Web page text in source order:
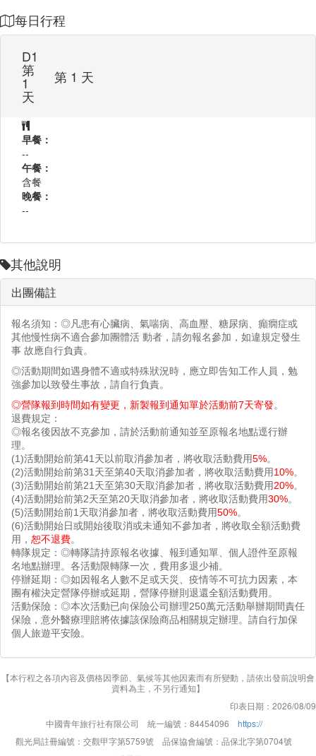
每日行程
D1
第
1
天
第 1 天
早餐：
--
午餐：
含餐
晚餐：
--
其他說明
出團備註
報名須知：◎凡患有心臟病、氣喘病、高血壓、糖尿病、癲癇症或
其他慢性病不適合參加團體活 動者，請勿報名參加，如違規定發生
事 故應自行負責。
◎活動期間如遇身體不適或特殊狀況時，應立即告知工作人員，勉
強參加以致發生事故，請自行負責。
◎營隊報到時間如有變更，新製報到通知單於活動前7天寄發。
退費規定：
◎報名後因故不克參加，請於活動前通知並至原報名地點逕行辦
理。
(1)活動開始前第41天以前取消參加者，將收取活動費用5%。
(2)活動開始前第31天至第40天取消參加者，將收取活動費用10%。
(3)活動開始前第21天至第30天取消參加者，將收取活動費用20%。
(4)活動開始前第2天至第20天取消參加者，將收取活動費用30%。
(5)活動開始前1天取消參加者，將收取活動費用50%。
(6)活動開始日或開始後取消或未通知不參加者，將收取全額活動費
用， 恕不退費。
轉隊規定：◎轉隊請持原報名收據、報到通知單、個人證件至原報
名地點辦理。各活動限轉隊一次，費用多退少補。
停辦延期：◎如因報名人數不足或天災、疫情等不可抗力因素，本
團有權決定營隊停辦或延期，營隊停辦則退還全額活動費用。
活動保險：◎本次活動已向保險公司辦理250萬元活動舉辦期間責任
保險，意外醫療理賠將依據該保險商品相關規定辦理。請自行加保
個人旅遊平安險。
【本行程之各項內容及價格因季節、氣候等其他因素而有所變動，請依出發前說明會
資料為主，不另行通知】
印表日期：2026/08/09
中國青年旅行社有限公司 統一編號：84454096 https://
觀光局註冊編號：交觀甲字第5759號 品保協會編號：品保北字第0704號